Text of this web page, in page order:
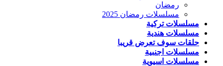
رمضان
مسلسلات رمضان 2025
مسلسلات تركية
مسلسلات هندية
حلقات سوف تعرض قريبا
مسلسلات اجنبية
مسلسلات اسيوية